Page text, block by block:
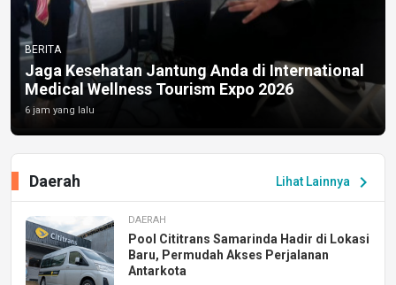
BERITA
Jaga Kesehatan Jantung Anda di International
Medical Wellness Tourism Expo 2026
6 jam yang lalu
Lihat Lainnya chevron_right
Daerah
DAERAH
Pool Cititrans Samarinda Hadir di Lokasi
Baru, Permudah Akses Perjalanan
Antarkota